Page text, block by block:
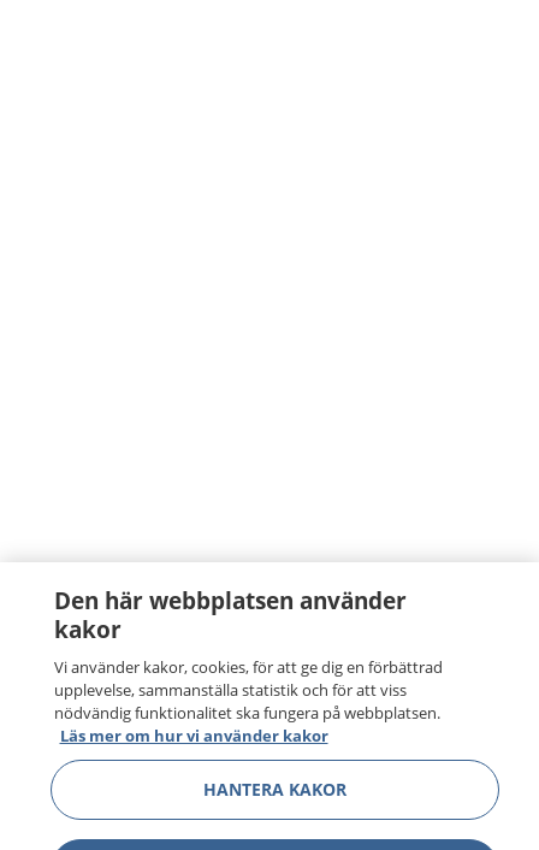
Den här webbplatsen använder
kakor
Vi använder kakor, cookies, för att ge dig en förbättrad
upplevelse, sammanställa statistik och för att viss
nödvändig funktionalitet ska fungera på webbplatsen.
Läs mer om hur vi använder kakor
HANTERA KAKOR